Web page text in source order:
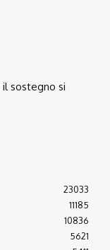
sostegno si
23033
11185
10836
5621